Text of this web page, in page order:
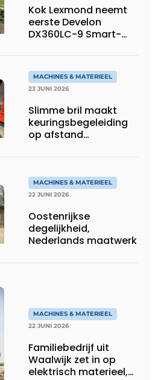
Kok Lexmond neemt
eerste Develon
DX360LC-9 Smart-
MACHINES & MATERIEEL
23 JUNI 2026
Slimme bril maakt
keuringsbegeleiding
op afstand
MACHINES & MATERIEEL
22 JUNI 2026
Oostenrijkse
degelijkheid,
Nederlands maatwerk
MACHINES & MATERIEEL
22 JUNI 2026
Familiebedrijf uit
Waalwijk zet in op
elektrisch materieel,